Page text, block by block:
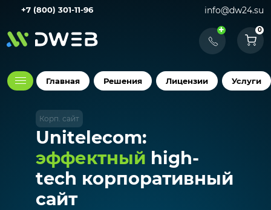
+7 (800) 301-11-96 info@dw24.su
+ 0
Главная Решения Лицензии Услуги
Корп. сайт
Unitelecom:
эффектный high-
tech корпоративный
сайт